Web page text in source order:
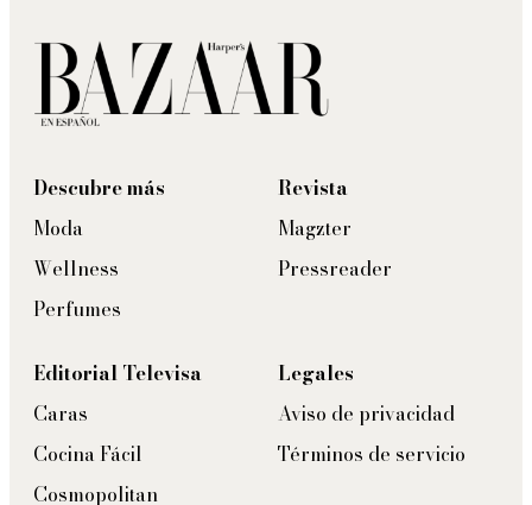
Descubre más
Moda
Wellness
Perfumes
Revista
Magzter
Pressreader
Editorial Televisa
Caras
Cocina Fácil
Cosmopolitan
Legales
Aviso de privacidad
Términos de servicio